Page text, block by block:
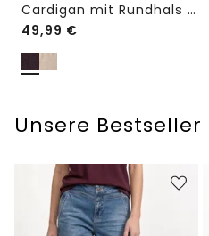
Cardigan mit Rundhals und Knöpfen
49,99 €
Unsere Bestseller